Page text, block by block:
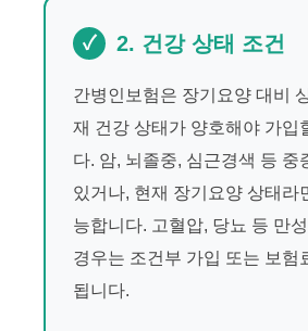
2. 건강 상태 조건
간병인보험은 장기요양 대비
재 건강 상태가 양호해야 가입
다. 암, 뇌졸중, 심근경색 등 중
있거나, 현재 장기요양 상태라
능합니다. 고혈압, 당뇨 등 만
경우는 조건부 가입 또는 보험
됩니다.